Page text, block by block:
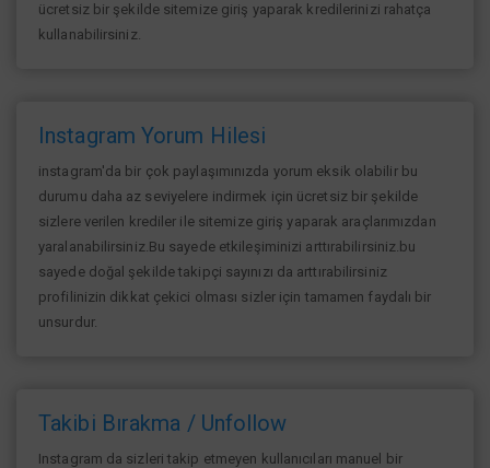
ücretsiz bir şekilde sitemize giriş yaparak kredilerinizi rahatça
kullanabilirsiniz.
Instagram Yorum Hilesi
instagram'da bir çok paylaşımınızda yorum eksik olabilir bu
durumu daha az seviyelere indirmek için ücretsiz bir şekilde
sizlere verilen krediler ile sitemize giriş yaparak araçlarımızdan
yaralanabilirsiniz.Bu sayede etkileşiminizi arttırabilirsiniz.bu
sayede doğal şekilde takipçi sayınızı da arttırabilirsiniz
profilinizin dikkat çekici olması sizler için tamamen faydalı bir
unsurdur.
Takibi Bırakma / Unfollow
Instagram da sizleri takip etmeyen kullanıcıları manuel bir